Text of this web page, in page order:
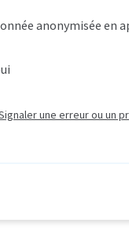
anonymisée en
une erreur ou un